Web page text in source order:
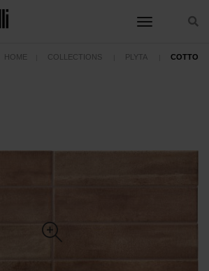
toggle
HOME COLLECTIONS PLYTA COTTO